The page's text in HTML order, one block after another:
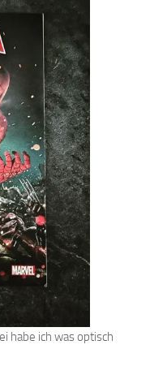
habe ich was optisch